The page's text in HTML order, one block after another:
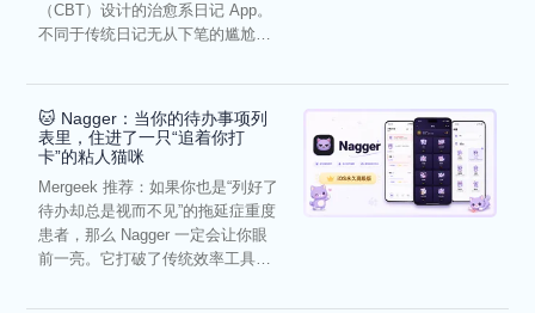
（CBT）设计的治愈系日记 App。
不同于传统日记无从下笔的尴尬，
🐱 Nagger：当你的待办事项列
表里，住进了一只“追着你打
卡”的粘人猫咪
Mergeek 推荐：如果你也是“列好了
待办却总是视而不见”的拖延症重度
患者，那么 Nagger 一定会让你眼
前一亮。它打破了传统效率工具冰